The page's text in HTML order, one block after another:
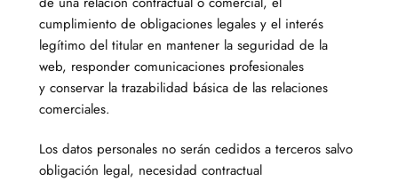
cumplimiento de obligaciones legales y el interés
legítimo del titular en mantener la seguridad de la
web, responder comunicaciones profesionales
y conservar la trazabilidad básica de las relaciones
comerciales.
Los datos personales no serán cedidos a terceros salvo
obligación legal, necesidad contractual